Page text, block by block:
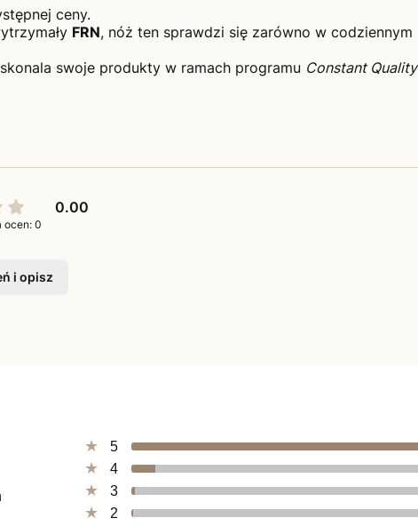
ceny.
FRN, nóż ten sprawdzi się zarówno w codziennym
swoje produkty w ramach programu Constant Quality
0.00
ocen: 0
i opisz
5
4
3
2